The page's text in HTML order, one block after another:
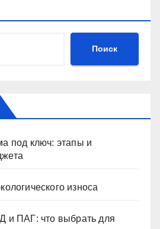
Поиск
под ключ: этапы и
износа
и ПАГ: что выбрать для